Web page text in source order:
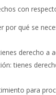
con
por qué se
derecho a
tienes
para